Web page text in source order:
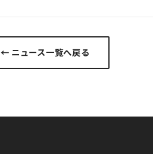
← ニュース一覧へ戻る